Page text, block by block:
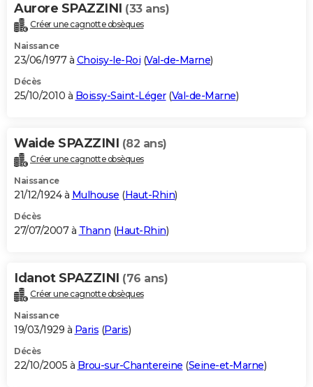
Aurore SPAZZINI (33 ans)
Créer une cagnotte obsèques
Naissance
23/06/1977 à Choisy-le-Roi (Val-de-Marne)
Décès
25/10/2010 à Boissy-Saint-Léger(Val-de-Marne)
Waide SPAZZINI (82 ans)
Créer une cagnotte obsèques
Naissance
21/12/1924 à Mulhouse (Haut-Rhin)
Décès
27/07/2007 à Thann (Haut-Rhin)
Idanot SPAZZINI (76 ans)
Créer une cagnotte obsèques
Naissance
19/03/1929 à Paris (Paris)
Décès
22/10/2005 à Brou-sur-Chantereine (Seine-et-Marne)